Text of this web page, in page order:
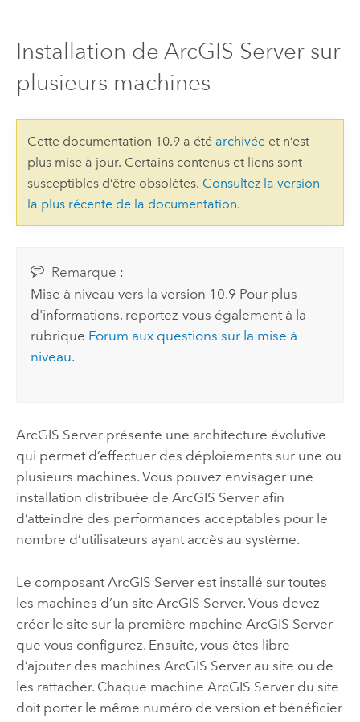
Installation de ArcGIS Server sur
plusieurs machines
Cette documentation 10.9 a été archivéeet n’est
plus mise à jour. Certains contenus et liens sont
susceptibles d’être obsolètes. Consultez la version
la plus récente de la documentation.
Remarque :
Mise à niveau vers la version 10.9 Pour plus
d'informations, reportez-vous également à la
rubrique Forum aux questions sur la mise à
niveau.
ArcGIS Serverprésente une architecture évolutive
qui permet d’effectuer des déploiements sur une ou
plusieurs machines. Vous pouvez envisager une
installation distribuée de ArcGIS Serverafin
d’atteindre des performances acceptables pour le
nombre d’utilisateurs ayant accès au système.
Le composant ArcGIS Serverest installé sur toutes
les machines d’un site ArcGIS Server. Vous devez
créer le site sur la première machine ArcGIS Server
que vous configurez. Ensuite, vous êtes libre
d’ajouter des machines ArcGIS Serverau site ou de
les rattacher. Chaque machine ArcGIS Serverdu site
doit porter le même numéro de version et bénéficier